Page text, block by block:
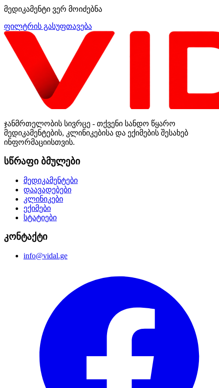
მედიკამენტი ვერ მოიძებნა
ფილტრის გასუფთავება
ჯანმრთელობის სივრცე - თქვენი სანდო წყარო
მედიკამენტების, კლინიკებისა და ექიმების შესახებ
ინფორმაციისთვის.
სწრაფი ბმულები
მედიკამენტები
დაავადებები
კლინიკები
ექიმები
სტატიები
კონტაქტი
info@vidal.ge